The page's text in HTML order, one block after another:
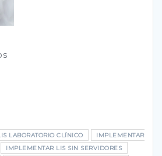
LABORATORIO CLÍNICO
IMPLEMENTAR
IMPLEMENTAR LIS SIN SERVIDORES